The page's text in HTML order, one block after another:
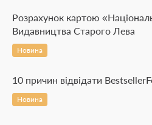
Розрахунок картою
Видавництва Старого Лева
Новина
10 причин відвідати
Новина